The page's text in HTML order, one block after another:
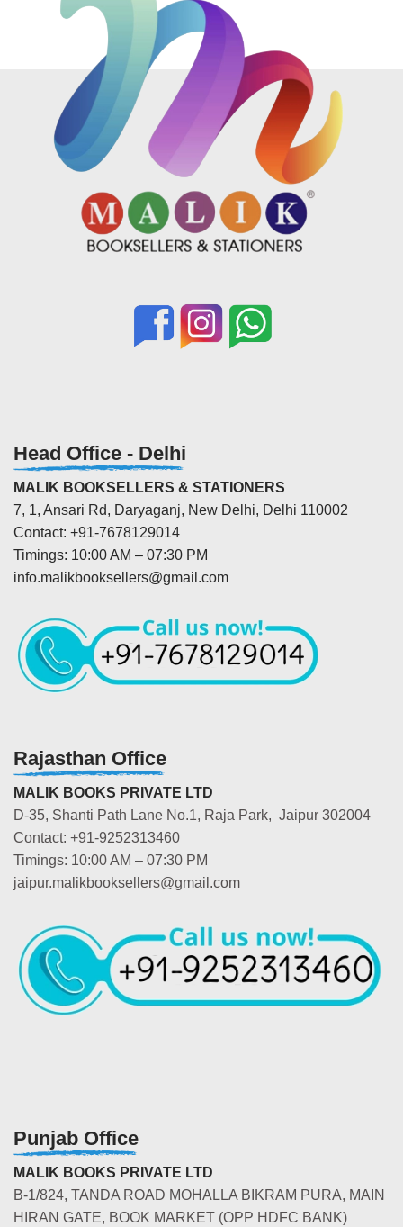
Head Office - Delhi
MALIK BOOKSELLERS & STATIONERS
7, 1, Ansari Rd, Daryaganj, New Delhi, Delhi 110002
Contact: +91-7678129014
Timings: 10:00 AM – 07:30 PM
info.malikbooksellers@gmail.com
Rajasthan Office
MALIK BOOKS PRIVATE LTD
D-35, Shanti Path Lane No.1, Raja Park, Jaipur 302004
Contact: +91-9252313460
Timings: 10:00 AM – 07:30 PM
jaipur.malikbooksellers@gmail.com
Punjab Office
MALIK BOOKS PRIVATE LTD
B-1/824, TANDA ROAD MOHALLA BIKRAM PURA, MAIN
HIRAN GATE, BOOK MARKET (OPP HDFC BANK)